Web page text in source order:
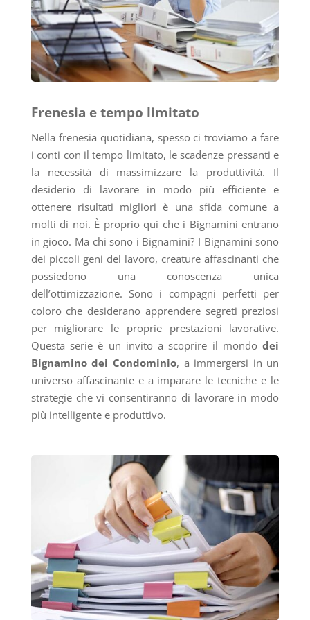
Frenesia e tempo limitato
Nella frenesia quotidiana, spesso ci troviamo a fare
i conti con il tempo limitato, le scadenze pressanti e
la necessità di massimizzare la produttività. Il
desiderio di lavorare in modo più efficiente e
ottenere risultati migliori è una sfida comune a
molti di noi. È proprio qui che i Bignamini entrano
in gioco. Ma chi sono i Bignamini? I Bignamini sono
dei piccoli geni del lavoro, creature affascinanti che
possiedono una conoscenza unica
dell’ottimizzazione. Sono i compagni perfetti per
coloro che desiderano apprendere segreti preziosi
per migliorare le proprie prestazioni lavorative.
Questa serie è un invito a scoprire il mondodei
Bignamino dei Condominio, a immergersi in un
universo affascinante e a imparare le tecniche e le
strategie che vi consentiranno di lavorare in modo
più intelligente e produttivo.